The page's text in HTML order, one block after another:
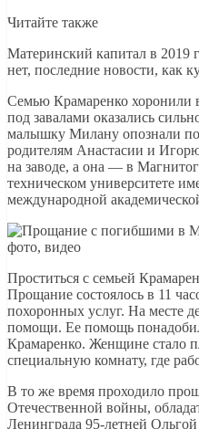
Читайте также
Материнский капитал в 2019
нет, последние новости, как
Семью Крамаренко хоронили
под завалами оказались
малышку Милану опознали
родителям Анастасии и
на заводе, а она — в
техническом университете
международной
Проститься с семьей
Прощание состоялось в 11
похоронных услуг. На месте
помощи. Ее помощь
Крамаренко. Женщине стало
специальную комнату, где
В то же время проходило
Отечественной войны,
Ленинграда 95-летней